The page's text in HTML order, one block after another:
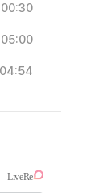
00:30
05:00
04:54